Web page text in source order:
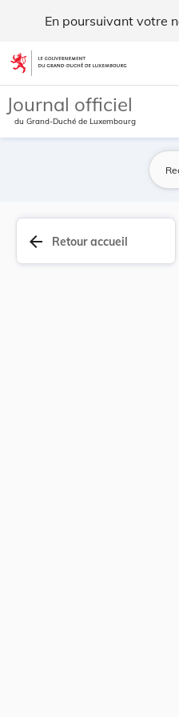
En poursuivant votre
Aller au contenu
Journal officiel
du Grand-Duché de Luxembourg
arrow_back Retour accueil